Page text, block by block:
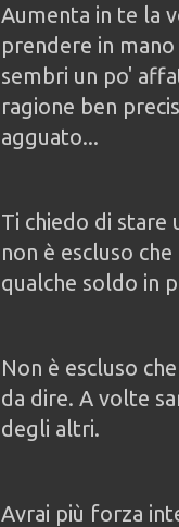
Aumenta in te la
prendere in
sembri un po'
ragione ben
agguato...
Ti chiedo di stare
non è escluso
qualche soldo in
Non è escluso
da dire. A volte
degli altri.
Avrai più forza